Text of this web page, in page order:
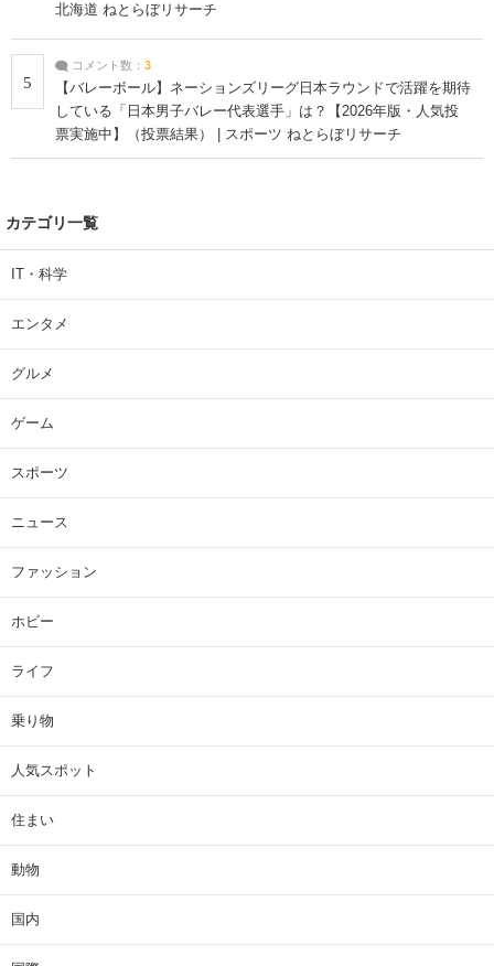
北海道 ねとらぼリサーチ
5
コメント数： 3
【バレーボール】ネーションズリーグ日本ラウンドで活躍を期待
している「日本男子バレー代表選手」は？【2026年版・人気投
票実施中】（投票結果） | スポーツ ねとらぼリサーチ
カテゴリ一覧
IT・科学
エンタメ
グルメ
ゲーム
スポーツ
ニュース
ファッション
ホビー
ライフ
乗り物
人気スポット
住まい
動物
国内